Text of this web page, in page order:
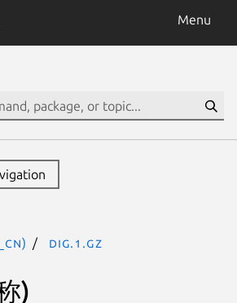
Menu
dig.1.gz
)